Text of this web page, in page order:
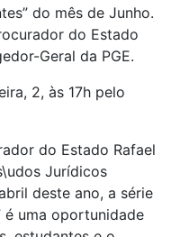
do mês de Junho.
do Estado
Geral da PGE.
2, às 17h pelo
do Estado Rafael
Jurídicos
deste ano, a série
é uma oportunidade